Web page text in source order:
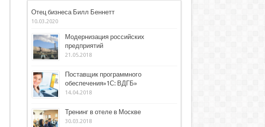
Отец бизнеса Билл Беннетт
10.03.2020
Модернизация российских
предприятий
21.05.2018
Поставщик программного
обеспечения»1С: ВДГБ»
14.04.2018
Тренинг в отеле в Москве
30.03.2018